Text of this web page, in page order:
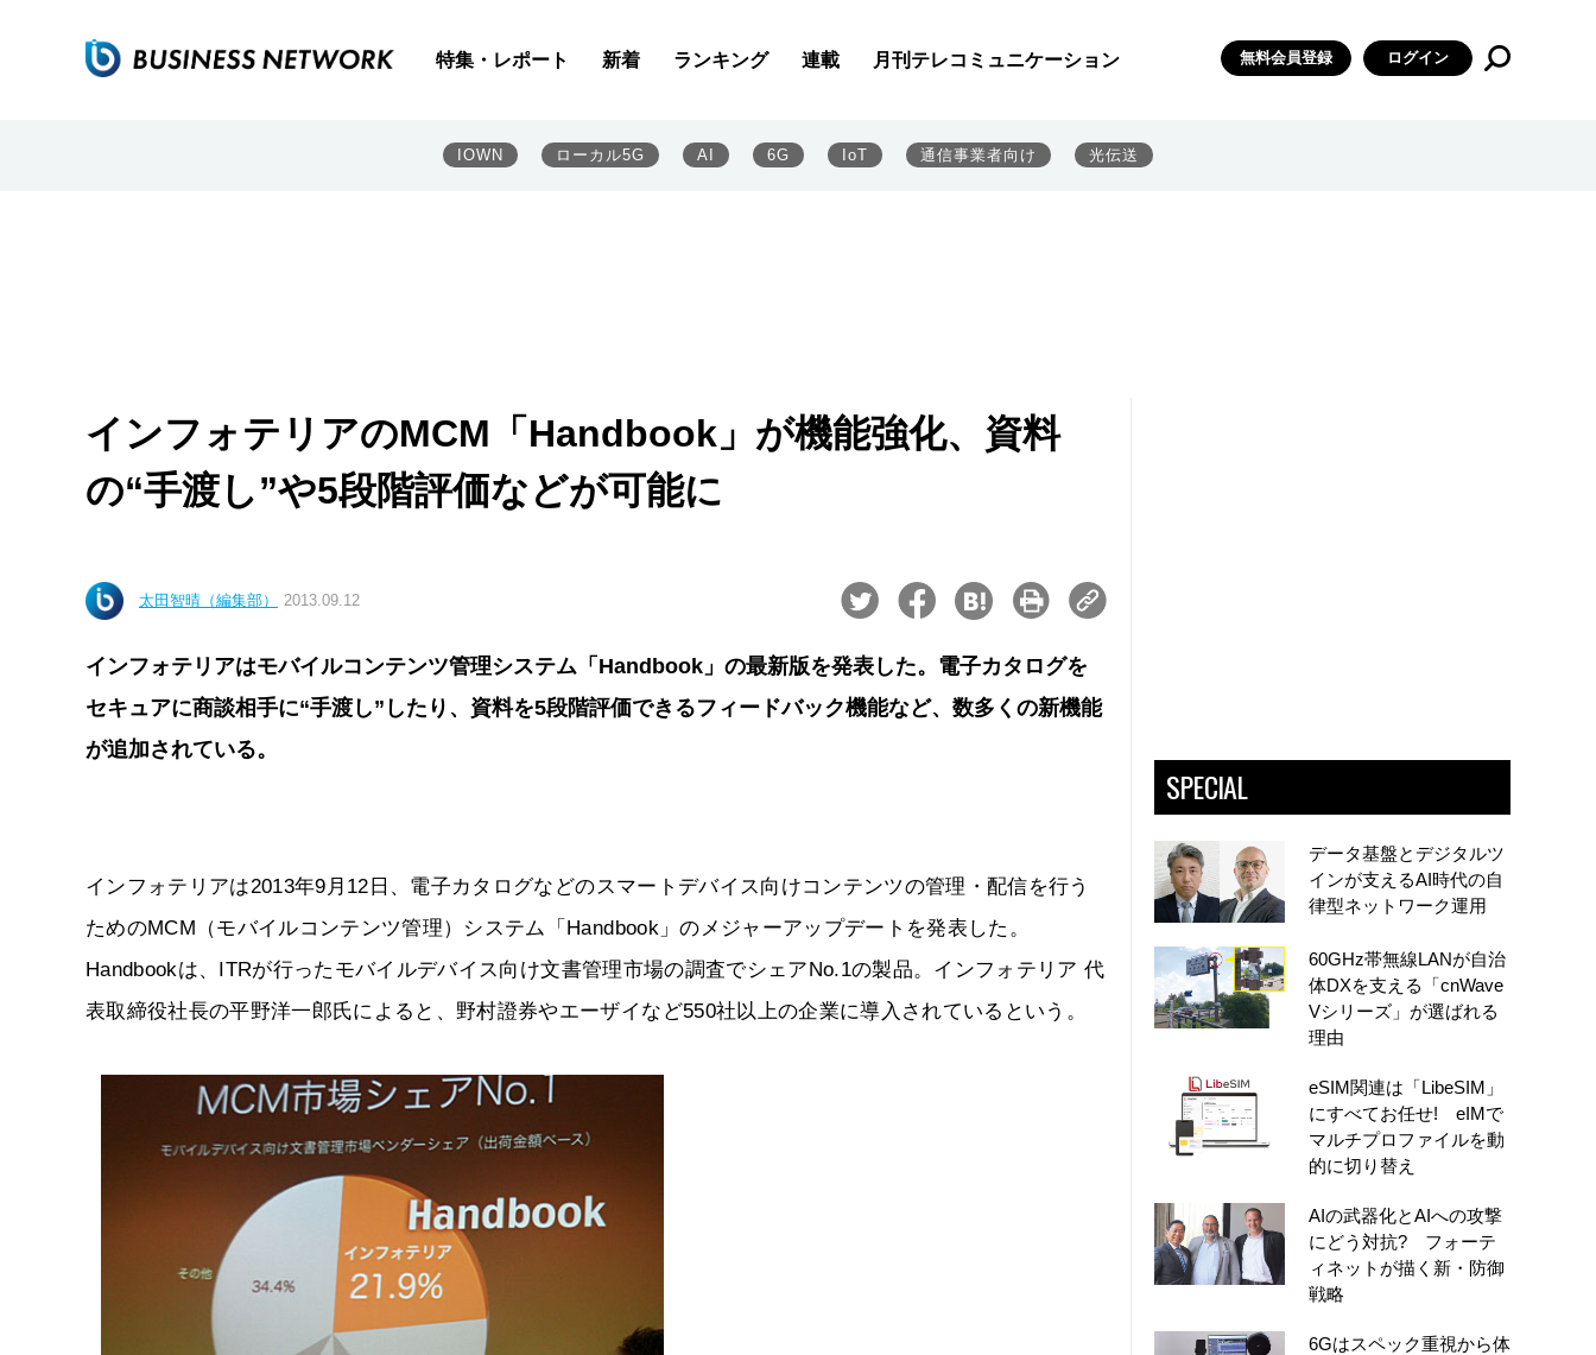
特集・レポート 新着 ランキング 連載 月刊テレコミュニケーション 無料会員登録 ログイン
IOWN ローカル5G AI 6G IoT 通信事業者向け 光伝送
インフォテリアのMCM「Handbook」が機能強化、資料
の“手渡し”や5段階評価などが可能に
太田智晴（編集部） 2013.09.12
インフォテリアはモバイルコンテンツ管理システム「Handbook」の最新版を発表した。電子カタログを
セキュアに商談相手に“手渡し”したり、資料を5段階評価できるフィードバック機能など、数多くの新機能
が追加されている。
インフォテリアは2013年9月12日、電子カタログなどのスマートデバイス向けコンテンツの管理・配信を行う
ためのMCM（モバイルコンテンツ管理）システム「Handbook」のメジャーアップデートを発表した。
Handbookは、ITRが行ったモバイルデバイス向け文書管理市場の調査でシェアNo.1の製品。インフォテリア 代
表取締役社長の平野洋一郎氏によると、野村證券やエーザイなど550社以上の企業に導入されているという。
SPECIAL
データ基盤とデジタルツ
インが支えるAI時代の自
律型ネットワーク運用
60GHz帯無線LANが自治
体DXを支える「cnWave
Vシリーズ」が選ばれる
理由
eSIM関連は「LibeSIM」
にすべてお任せ! eIMで
マルチプロファイルを動
的に切り替え
AIの武器化とAIへの攻撃
にどう対抗? フォーテ
ィネットが描く新・防御
戦略
6Gはスペック重視から体